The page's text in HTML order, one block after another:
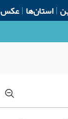
استان‌ها عکس